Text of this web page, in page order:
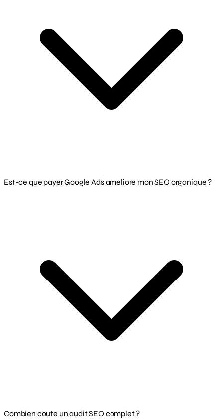
Est-ce que payer Google Ads ameliore mon SEO organique ?
Combien coute un audit SEO complet ?